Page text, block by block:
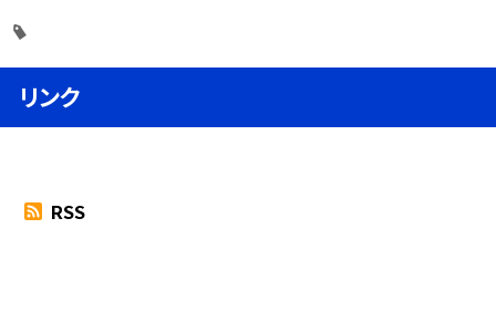
リンク
RSS